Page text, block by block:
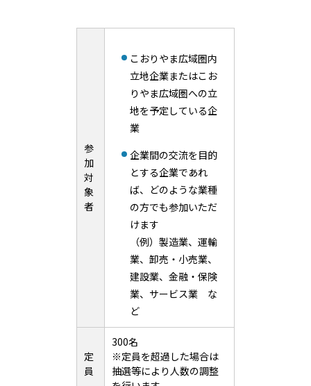
参
加
対
象
者
こおりやま広域圏内
立地企業またはこお
りやま広域圏への立
地を予定している企
業
企業間の交流を目的
とする企業であれ
ば、どのような業種
の方でも参加いただ
けます
（例）製造業、運輸
業、卸売・小売業、
建設業、金融・保険
業、サービス業 な
ど
定
員
300名
※定員を超過した場合は
抽選等により人数の調整